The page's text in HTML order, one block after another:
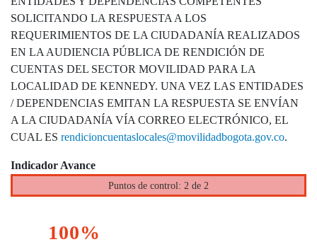
SOLICITANDO LA RESPUESTA A LOS
REQUERIMIENTOS DE LA CIUDADANÍA REALIZADOS
EN LA AUDIENCIA PÚBLICA DE RENDICIÓN DE
CUENTAS DEL SECTOR MOVILIDAD PARA LA
LOCALIDAD DE KENNEDY. UNA VEZ LAS ENTIDADES
/ DEPENDENCIAS EMITAN LA RESPUESTA SE ENVÍAN
A LA CIUDADANÍA VÍA CORREO ELECTRÓNICO, EL
CUAL ES rendicioncuentaslocales@movilidadbogota.gov.co.
Indicador Avance
Puntos de control: 2 de 2
100%